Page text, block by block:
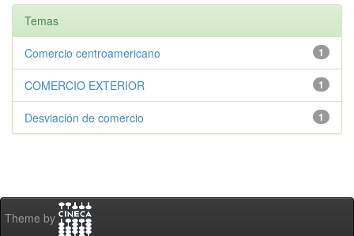
Temas
1
Comercio centroamericano
1
COMERCIO EXTERIOR
1
Desviación de comercio
Theme by